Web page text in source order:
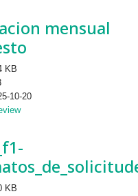
mensual
KB
10-20
KB